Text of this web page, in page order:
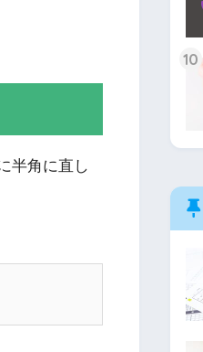
半角に直し
10